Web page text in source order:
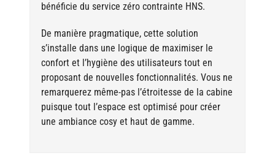
bénéficie du service zéro contrainte HNS.
De manière pragmatique, cette solution
s’installe dans une logique de maximiser le
confort et l’hygiène des utilisateurs tout en
proposant de nouvelles fonctionnalités. Vous ne
remarquerez même-pas l’étroitesse de la cabine
puisque tout l’espace est optimisé pour créer
une ambiance cosy et haut de gamme.